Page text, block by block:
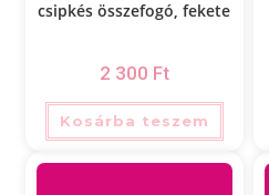
csipkés összefogó, fekete
2 300 Ft
Kosárba teszem